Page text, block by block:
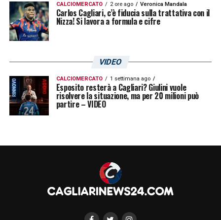
CALCIOMERCATO 2 ore ago Veronica Mandala
Carlos Cagliari, c’è fiducia sulla trattativa con il
Nizza! Si lavora a formula e cifre
VIDEO
CALCIOMERCATO 1 settimana ago
Esposito resterà a Cagliari? Giulini vuole
risolvere la situazione, ma per 20 milioni può
partire – VIDEO